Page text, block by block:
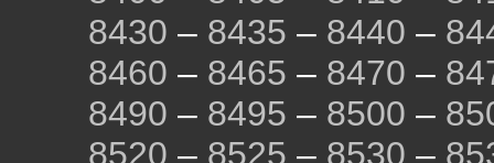
8430 – 8435 – 8440 –
8460 – 8465 – 8470 –
8490 – 8495 – 8500 –
8520 – 8525 – 8530 –